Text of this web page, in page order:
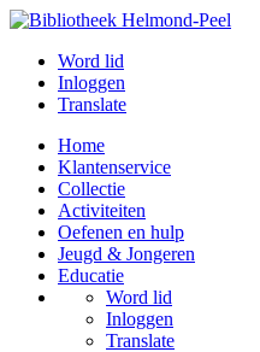
Word lid
Inloggen
Translate
Home
Klantenservice
Collectie
Activiteiten
Oefenen en hulp
Jeugd & Jongeren
Educatie
Word lid
Inloggen
Translate